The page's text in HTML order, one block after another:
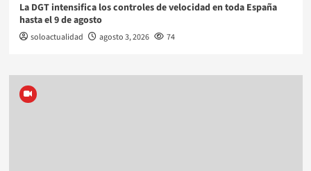
La DGT intensifica los controles de velocidad en toda España
hasta el 9 de agosto
soloactualidad agosto 3, 2026 74